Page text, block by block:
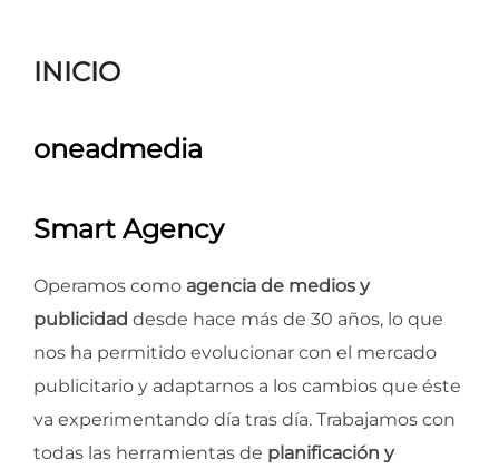
INICIO
oneadmedia
Smart Agency
Operamos como agencia de medios y
publicidad desde hace más de 30 años, lo que
nos ha permitido evolucionar con el mercado
publicitario y adaptarnos a los cambios que éste
va experimentando día tras día. Trabajamos con
todas las herramientas de planificación y